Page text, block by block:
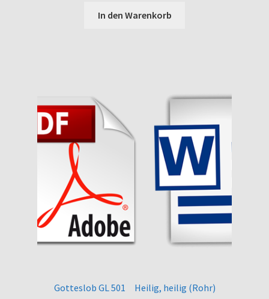
In den Warenkorb
Gotteslob GL 501 Heilig, heilig (Rohr)